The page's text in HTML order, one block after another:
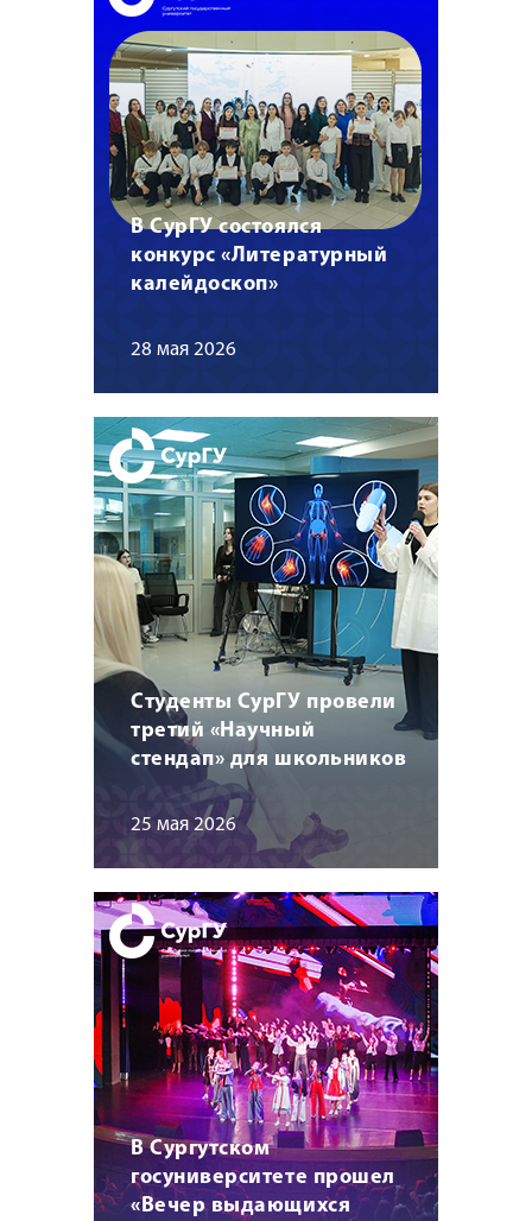
В СурГУ состоялся
конкурс «Литературный
калейдоскоп»
28 мая 2026
Студенты СурГУ провели
третий «Научный
стендап» для школьников
25 мая 2026
В Сургутском
госуниверситете прошел
«Вечер выдающихся